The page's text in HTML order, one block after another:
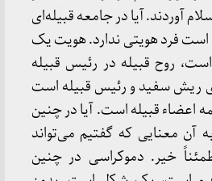
آوردند. آیا در جامعه قبیله‌ای
است فرد هویتی ندارد. هویت یک
روح قبیله در رئیس قبیله
ریش سفید و رئیس قبیله است
اعضاء قبیله است. آیا در چنین
آن معنایی که گفتیم می‌تواند
خیر. دموکراسی در چنین